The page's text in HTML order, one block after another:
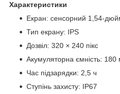
Характеристики
Екран: сенсорний 1,54-
Тип екрану: IPS
Дозвіл: 320 × 240 пікс
Акумуляторна ємність: 180
Час підзарядки: 2,5 ч
Ступінь захисту: IP67